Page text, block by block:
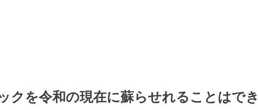
クを令和の現在に蘇らせれることはで